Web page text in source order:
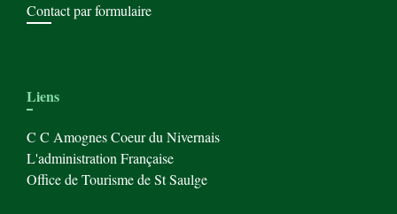
Contact par formulaire
Liens
C C Amognes Coeur du Nivernais
L'administration Française
Office de Tourisme de St Saulge